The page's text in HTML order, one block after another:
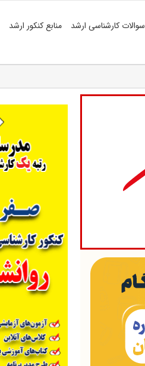
سوالات کارشناسی ارشد منابع کنکور ارشد